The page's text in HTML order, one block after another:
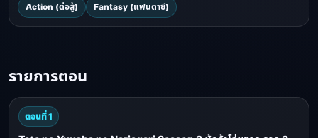
Action (ต่อสู้) Fantasy (แฟนตาซี)
รายการตอน
ตอนที่ 1